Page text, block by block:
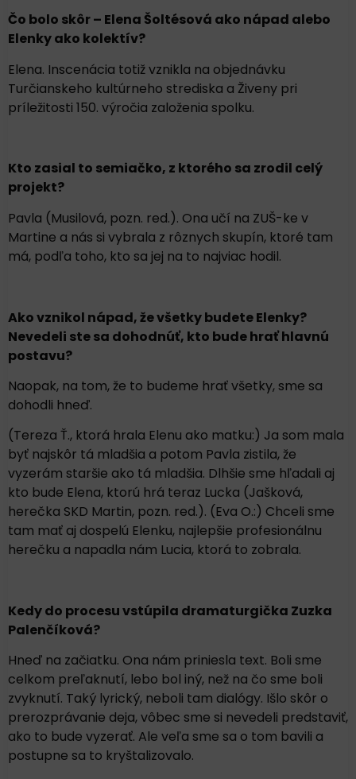
Čo bolo skôr – Elena Šoltésová ako nápad alebo
Elenky ako kolektív?
Elena. Inscenácia totiž vznikla na objednávku
Turčianskeho kultúrneho strediska a Živeny pri
príležitosti 150. výročia založenia spolku.
Kto zasial to semiačko, z ktorého sa zrodil celý
projekt?
Pavla (Musilová, pozn. red.). Ona učí na ZUŠ-ke v
Martine a nás si vybrala z rôznych skupín, ktoré tam
má, podľa toho, kto sa jej na to najviac hodil.
Ako vznikol nápad, že všetky budete Elenky?
Nevedeli ste sa dohodnúť, kto bude hrať hlavnú
postavu?
Naopak, na tom, že to budeme hrať všetky, sme sa
dohodli hneď.
(Tereza Ť., ktorá hrala Elenu ako matku:) Ja som mala
byť najskôr tá mladšia a potom Pavla zistila, že
vyzerám staršie ako tá mladšia. Dlhšie sme hľadali aj
kto bude Elena, ktorú hrá teraz Lucka (Jašková,
herečka SKD Martin, pozn. red.). (Eva O.:) Chceli sme
tam mať aj dospelú Elenku, najlepšie profesionálnu
herečku a napadla nám Lucia, ktorá to zobrala.
Kedy do procesu vstúpila dramaturgička Zuzka
Palenčíková?
Hneď na začiatku. Ona nám priniesla text. Boli sme
celkom preľaknutí, lebo bol iný, než na čo sme boli
zvyknutí. Taký lyrický, neboli tam dialógy. Išlo skôr o
prerozprávanie deja, vôbec sme si nevedeli predstaviť,
ako to bude vyzerať. Ale veľa sme sa o tom bavili a
postupne sa to kryštalizovalo.